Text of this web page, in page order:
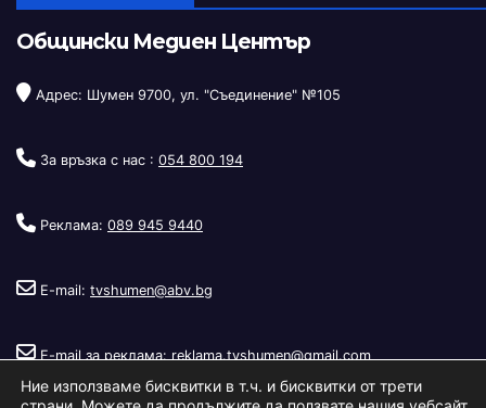
Общински Медиен Център
Адрес: Шумен 9700, ул. "Съединение" №105
За връзка с нас : 054 800 194
Реклама: 089 945 9440
E-mail: tvshumen@abv.bg
E-mail за реклама: reklama.tvshumen@gmail.com
Ние използваме бисквитки в т.ч. и бисквитки от трети